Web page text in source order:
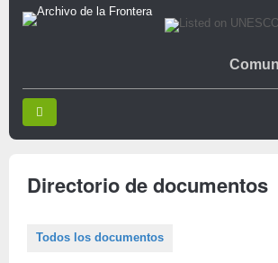
Directorio de documentos
Todos los documentos